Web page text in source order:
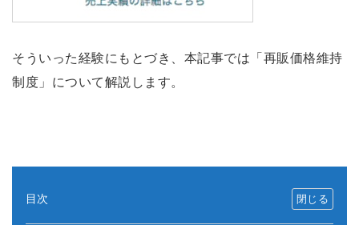
そういった経験にもとづき、本記事では「再販価格維持
制度」について解説します。
目次